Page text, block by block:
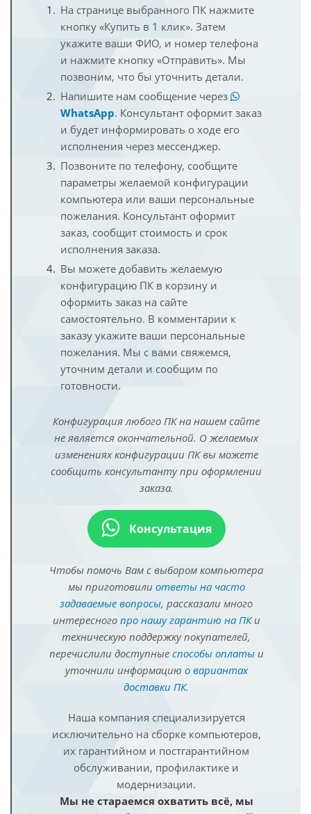
На странице выбранного ПК нажмите
кнопку «Купить в 1 клик». Затем
укажите ваши ФИО, и номер телефона
и нажмите кнопку «Отправить». Мы
позвоним, что бы уточнить детали.
Напишите нам сообщение через
WhatsApp. Консультант оформит заказ
и будет информировать о ходе его
исполнения через мессенджер.
Позвоните по телефону, сообщите
параметры желаемой конфигурации
компьютера или ваши персональные
пожелания. Консультант оформит
заказ, сообщит стоимость и срок
исполнения заказа.
Вы можете добавить желаемую
конфигурацию ПК в корзину и
оформить заказ на сайте
самостоятельно. В комментарии к
заказу укажите ваши персональные
пожелания. Мы с вами свяжемся,
уточним детали и сообщим по
готовности.
Конфигурация любого ПК на нашем сайте
не является окончательной. О желаемых
изменениях конфигурации ПК вы можете
сообщить консультанту при оформлении
заказа.
Консультация
Чтобы помочь Вам с выбором компьютера
мы приготовили ответы на часто
задаваемые вопросы, рассказали много
интересного про нашу гарантию на ПКи
техническую поддержку покупателей,
перечислили доступные способы оплатыи
уточнили информацию о вариантах
доставки ПК.
Наша компания специализируется
исключительно на сборке компьютеров,
их гарантийном и постгарантийном
обслуживании, профилактике и
модернизации.
Мы не стараемся охватить всё, мы